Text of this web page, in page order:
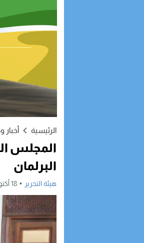
الرئيسية أخبار
المجلس
البرلمان
هيئة التحرير 18 أكتوبر 2021